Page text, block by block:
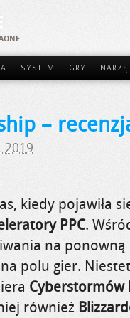
SYSTEM GRY
–
2019
kiedy pojawiła
PPC.
na
polu gier.
Cyberstormów
również